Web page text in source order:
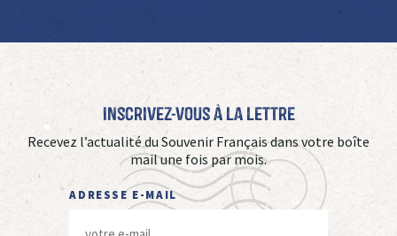
Inscrivez-vous à La Lettre
Recevez l’actualité du Souvenir Français dans votre boîte
mail une fois par mois.
ADRESSE E-MAIL